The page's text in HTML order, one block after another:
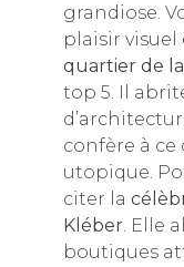
grandiose.
plaisir visuel
quartier de
top 5. Il
confère à ce
utopique.
citer la
Kléber . Elle
boutiques